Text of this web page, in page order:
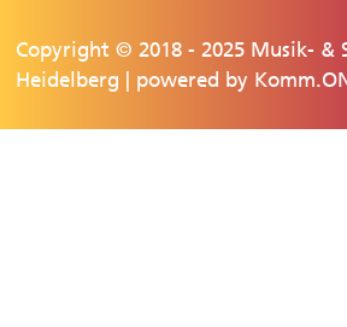
Copyright © 2018 - 2025 Musik- &
Heidelberg | powered by